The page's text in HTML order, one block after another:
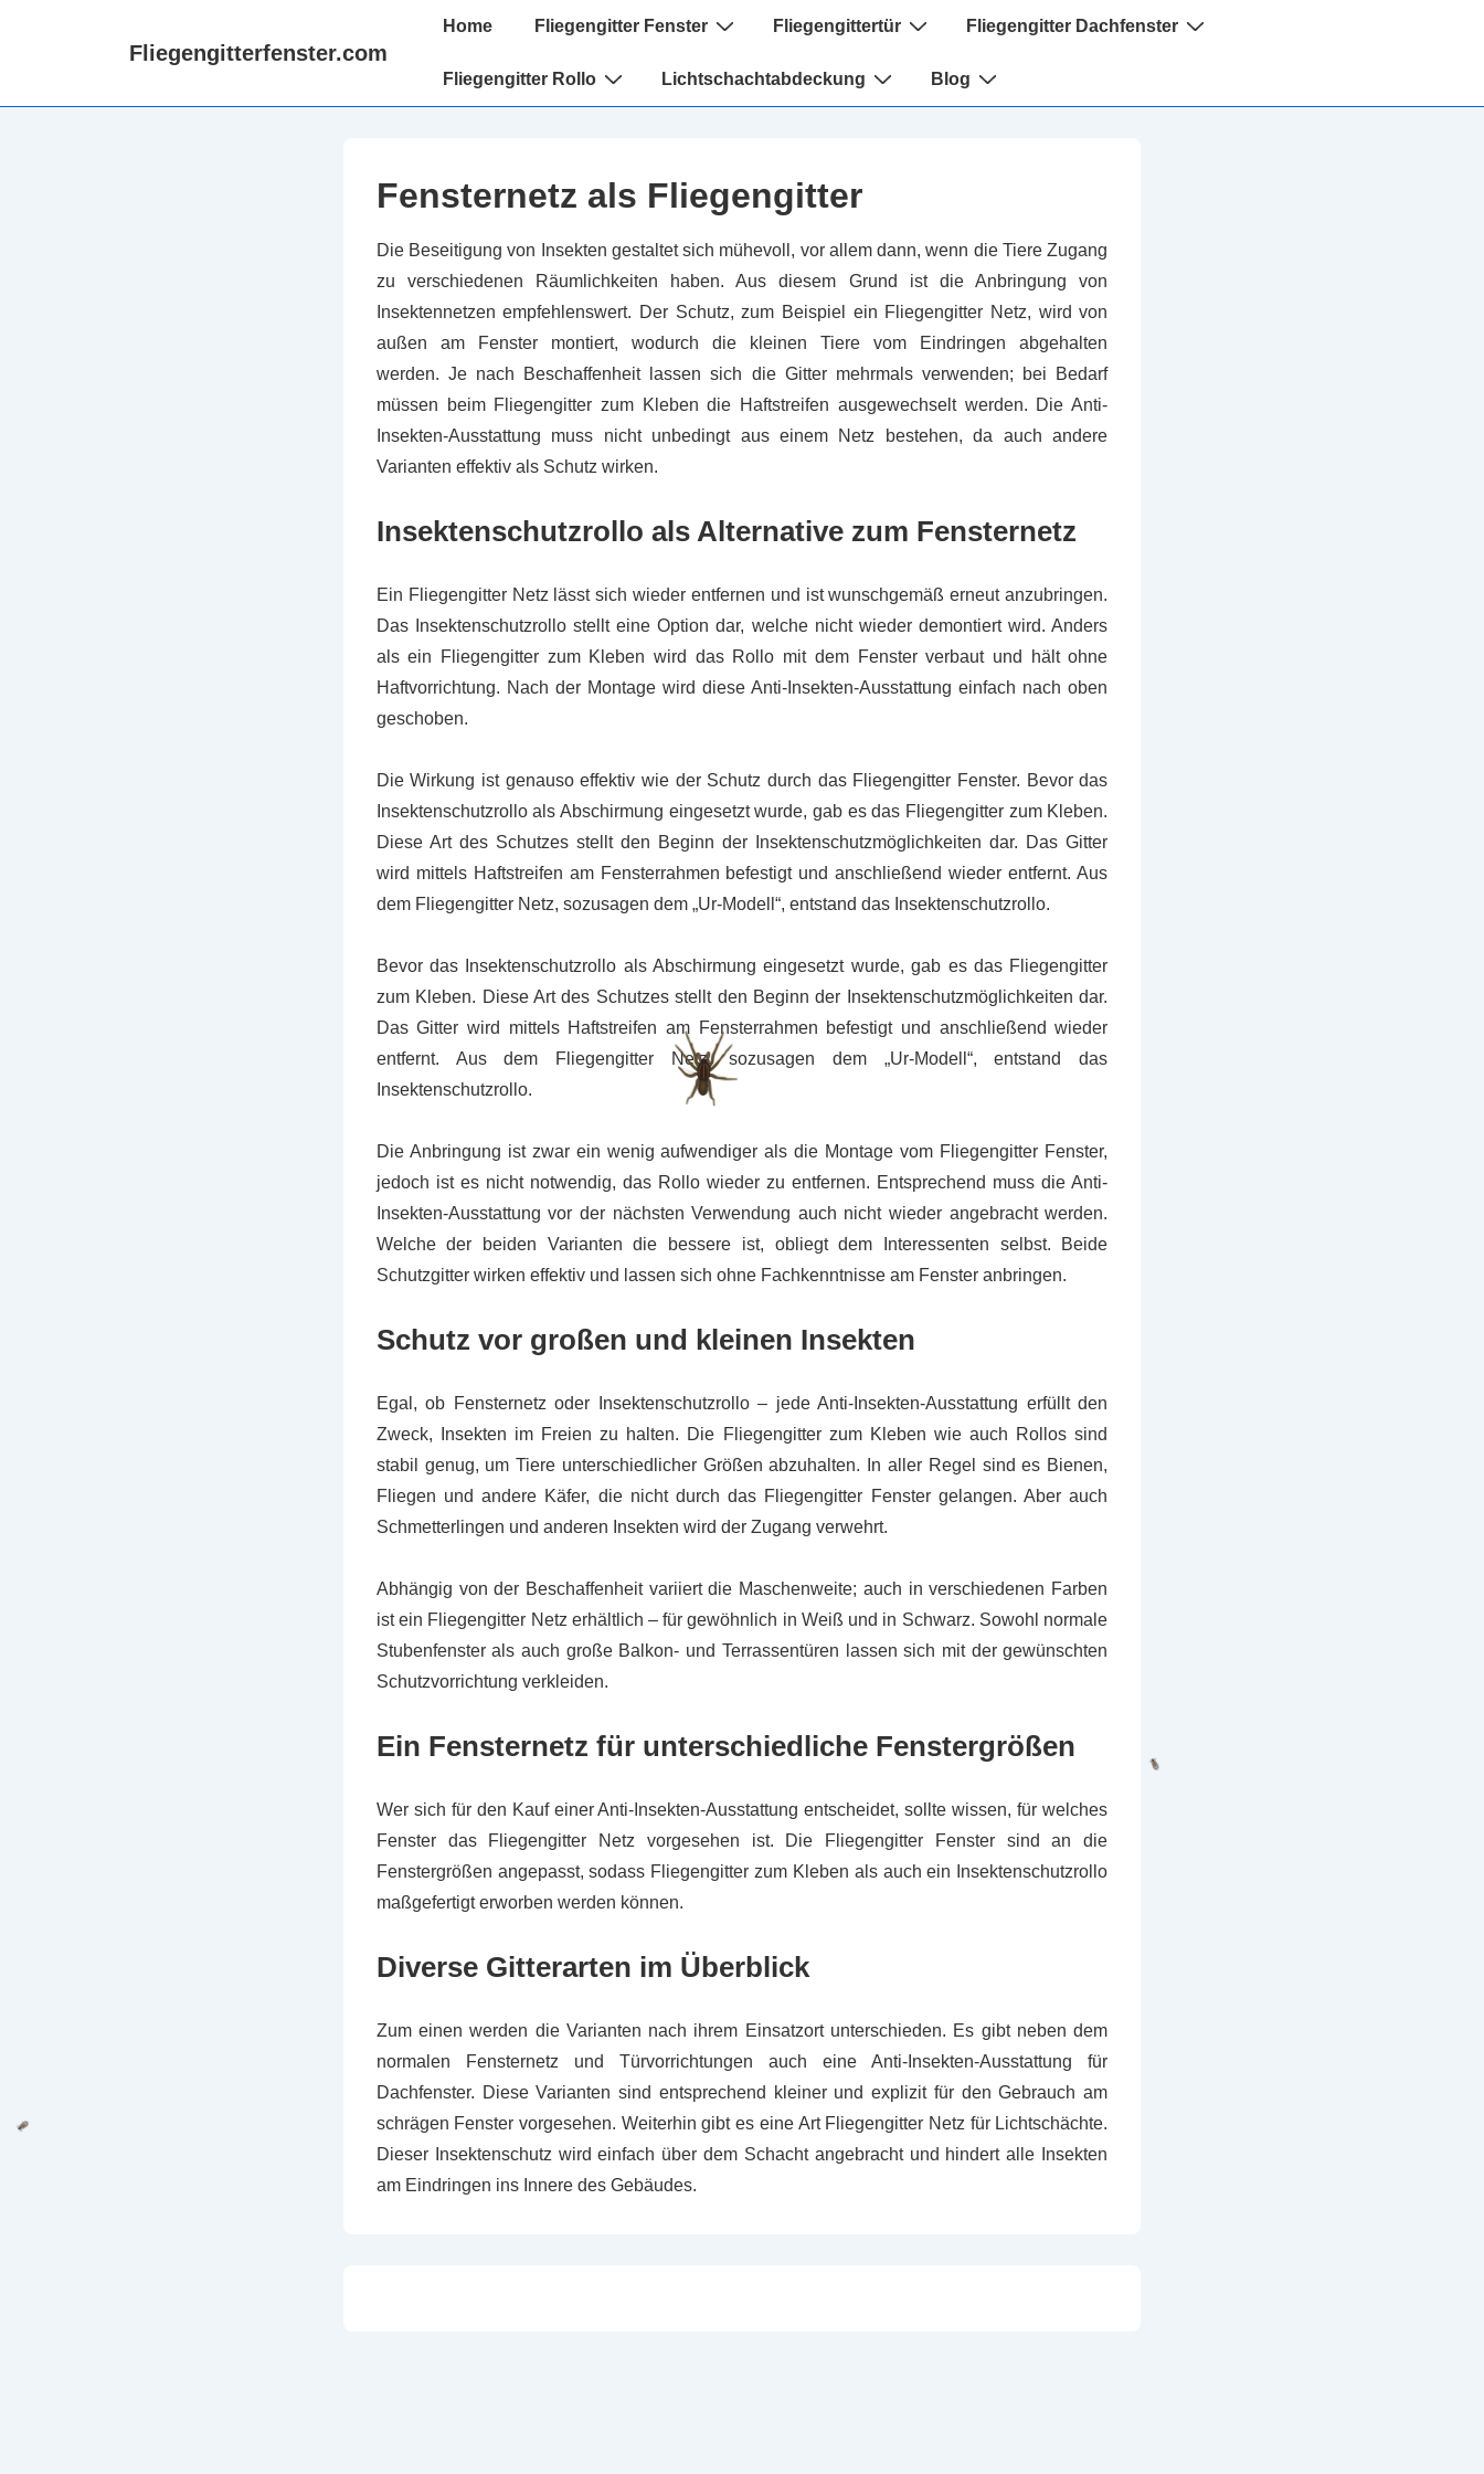
Fliegengitterfenster.com
Hauptnavigation
Home Fliegengitter Fenster Fliegengittertür Fliegengitter Dachfenster
Fliegengitter Rollo Lichtschachtabdeckung Blog
Fensternetz als Fliegengitter
Die Beseitigung von Insekten gestaltet sich mühevoll, vor allem dann, wenn die Tiere Zugang
zu verschiedenen Räumlichkeiten haben. Aus diesem Grund ist die Anbringung von
Insektennetzen empfehlenswert. Der Schutz, zum Beispiel ein Fliegengitter Netz, wird von
außen am Fenster montiert, wodurch die kleinen Tiere vom Eindringen abgehalten
werden. Je nach Beschaffenheit lassen sich die Gitter mehrmals verwenden; bei Bedarf
müssen beim Fliegengitter zum Kleben die Haftstreifen ausgewechselt werden. Die Anti-
Insekten-Ausstattung muss nicht unbedingt aus einem Netz bestehen, da auch andere
Varianten effektiv als Schutz wirken.
Insektenschutzrollo als Alternative zum Fensternetz
Ein Fliegengitter Netz lässt sich wieder entfernen und ist wunschgemäß erneut anzubringen.
Das Insektenschutzrollo stellt eine Option dar, welche nicht wieder demontiert wird. Anders
als ein Fliegengitter zum Kleben wird das Rollo mit dem Fenster verbaut und hält ohne
Haftvorrichtung. Nach der Montage wird diese Anti-Insekten-Ausstattung einfach nach oben
geschoben.
Die Wirkung ist genauso effektiv wie der Schutz durch das Fliegengitter Fenster. Bevor das
Insektenschutzrollo als Abschirmung eingesetzt wurde, gab es das Fliegengitter zum Kleben.
Diese Art des Schutzes stellt den Beginn der Insektenschutzmöglichkeiten dar. Das Gitter
wird mittels Haftstreifen am Fensterrahmen befestigt und anschließend wieder entfernt. Aus
dem Fliegengitter Netz, sozusagen dem „Ur-Modell“, entstand das Insektenschutzrollo.
Bevor das Insektenschutzrollo als Abschirmung eingesetzt wurde, gab es das Fliegengitter
zum Kleben. Diese Art des Schutzes stellt den Beginn der Insektenschutzmöglichkeiten dar.
Das Gitter wird mittels Haftstreifen am Fensterrahmen befestigt und anschließend wieder
entfernt. Aus dem Fliegengitter Netz, sozusagen dem „Ur-Modell“, entstand das
Insektenschutzrollo.
Die Anbringung ist zwar ein wenig aufwendiger als die Montage vom Fliegengitter Fenster,
jedoch ist es nicht notwendig, das Rollo wieder zu entfernen. Entsprechend muss die Anti-
Insekten-Ausstattung vor der nächsten Verwendung auch nicht wieder angebracht werden.
Welche der beiden Varianten die bessere ist, obliegt dem Interessenten selbst. Beide
Schutzgitter wirken effektiv und lassen sich ohne Fachkenntnisse am Fenster anbringen.
Schutz vor großen und kleinen Insekten
Egal, ob Fensternetz oder Insektenschutzrollo – jede Anti-Insekten-Ausstattung erfüllt den
Zweck, Insekten im Freien zu halten. Die Fliegengitter zum Kleben wie auch Rollos sind
stabil genug, um Tiere unterschiedlicher Größen abzuhalten. In aller Regel sind es Bienen,
Fliegen und andere Käfer, die nicht durch das Fliegengitter Fenster gelangen. Aber auch
Schmetterlingen und anderen Insekten wird der Zugang verwehrt.
Abhängig von der Beschaffenheit variiert die Maschenweite; auch in verschiedenen Farben
ist ein Fliegengitter Netz erhältlich – für gewöhnlich in Weiß und in Schwarz. Sowohl normale
Stubenfenster als auch große Balkon- und Terrassentüren lassen sich mit der gewünschten
Schutzvorrichtung verkleiden.
Ein Fensternetz für unterschiedliche Fenstergrößen
Wer sich für den Kauf einer Anti-Insekten-Ausstattung entscheidet, sollte wissen, für welches
Fenster das Fliegengitter Netz vorgesehen ist. Die Fliegengitter Fenster sind an die
Fenstergrößen angepasst, sodass Fliegengitter zum Kleben als auch ein Insektenschutzrollo
maßgefertigt erworben werden können.
Diverse Gitterarten im Überblick
Zum einen werden die Varianten nach ihrem Einsatzort unterschieden. Es gibt neben dem
normalen Fensternetz und Türvorrichtungen auch eine Anti-Insekten-Ausstattung für
Dachfenster. Diese Varianten sind entsprechend kleiner und explizit für den Gebrauch am
schrägen Fenster vorgesehen. Weiterhin gibt es eine Art Fliegengitter Netz für Lichtschächte.
Dieser Insektenschutz wird einfach über dem Schacht angebracht und hindert alle Insekten
am Eindringen ins Innere des Gebäudes.